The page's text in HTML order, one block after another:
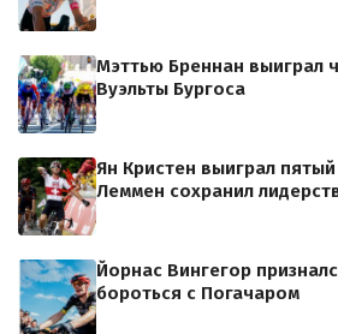
Мэттью Бреннан выиграл
Вуэльты Бургоса
Ян Кристен выиграл
Леммен сохранил
Йорнас Вингегор
бороться с Погачаром